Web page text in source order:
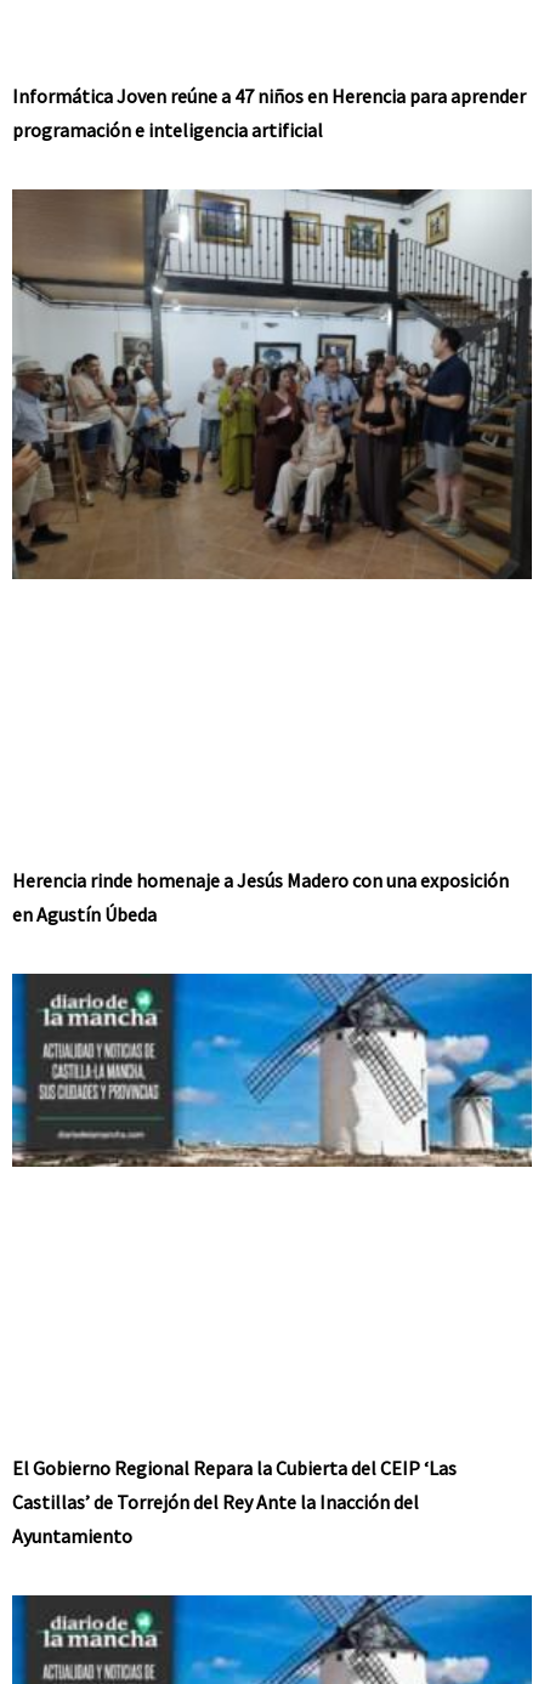
Informática Joven reúne a 47 niños en Herencia para aprender
programación e inteligencia artificial
Herencia rinde homenaje a Jesús Madero con una exposición
en Agustín Úbeda
El Gobierno Regional Repara la Cubierta del CEIP ‘Las
Castillas’ de Torrejón del Rey Ante la Inacción del
Ayuntamiento